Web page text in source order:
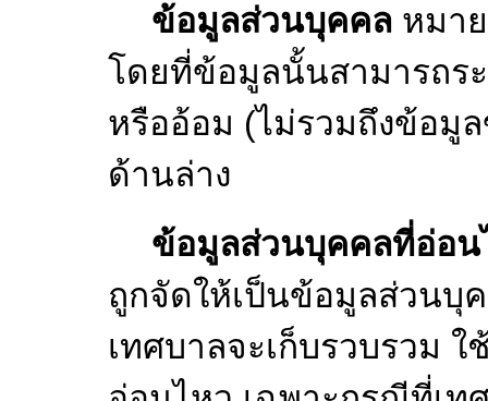
การดำเนินการของเท
บุคคล
1.1
ข้อมูลส่วนบุคคล
ข้อมูลส่วนบุคคล
โดยที่ข้อมูลนั้นสาม
หรืออ้อม (ไม่รวมถึง